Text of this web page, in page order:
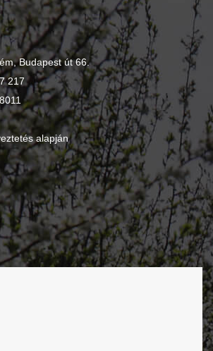
Budapest út 66.
217
alapján